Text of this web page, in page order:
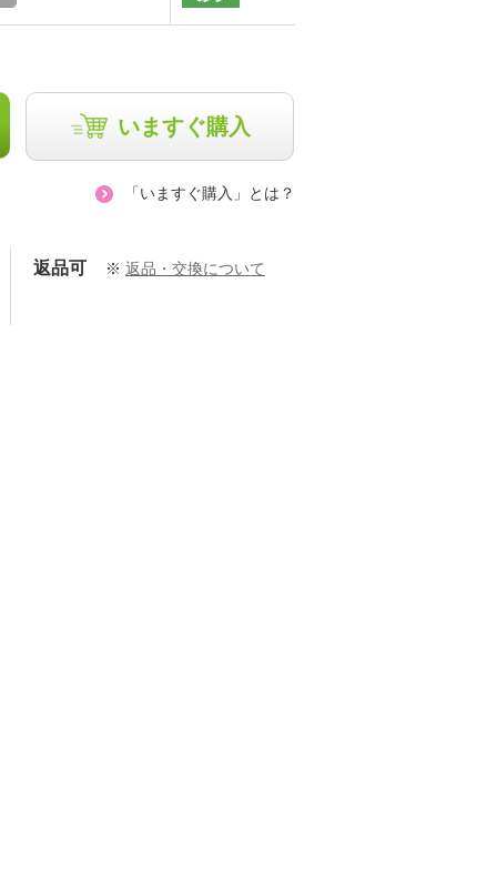
いますぐ購入
「いますぐ購入」とは？
返品可 ※ 返品・交換について